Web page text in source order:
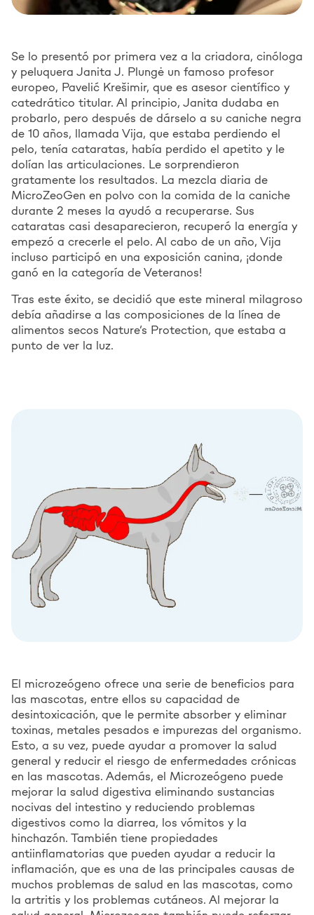
Se lo presentó por primera vez a la criadora, cinóloga
y peluquera Janita J. Plungė un famoso profesor
europeo, Pavelić Krešimir, que es asesor científico y
catedrático titular. Al principio, Janita dudaba en
probarlo, pero después de dárselo a su caniche negra
de 10 años, llamada Vija, que estaba perdiendo el
pelo, tenía cataratas, había perdido el apetito y le
dolían las articulaciones. Le sorprendieron
gratamente los resultados. La mezcla diaria de
MicroZeoGen en polvo con la comida de la caniche
durante 2 meses la ayudó a recuperarse. Sus
cataratas casi desaparecieron, recuperó la energía y
empezó a crecerle el pelo. Al cabo de un año, Vija
incluso participó en una exposición canina, ¡donde
ganó en la categoría de Veteranos!
Tras este éxito, se decidió que este mineral milagroso
debía añadirse a las composiciones de la línea de
alimentos secos Nature’s Protection, que estaba a
punto de ver la luz.
El microzeógeno ofrece una serie de beneficios para
las mascotas, entre ellos su capacidad de
desintoxicación, que le permite absorber y eliminar
toxinas, metales pesados e impurezas del organismo.
Esto, a su vez, puede ayudar a promover la salud
general y reducir el riesgo de enfermedades crónicas
en las mascotas. Además, el Microzeógeno puede
mejorar la salud digestiva eliminando sustancias
nocivas del intestino y reduciendo problemas
digestivos como la diarrea, los vómitos y la
hinchazón. También tiene propiedades
antiinflamatorias que pueden ayudar a reducir la
inflamación, que es una de las principales causas de
muchos problemas de salud en las mascotas, como
la artritis y los problemas cutáneos. Al mejorar la